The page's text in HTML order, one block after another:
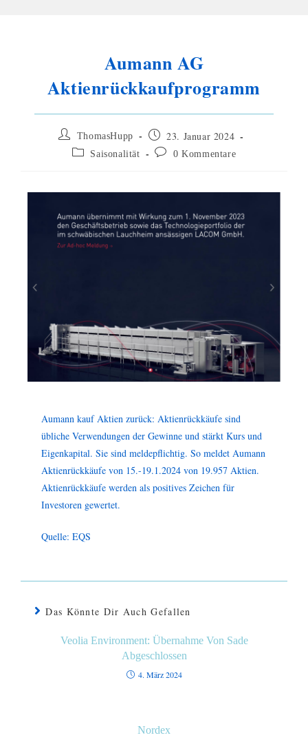
Aumann AG
Aktienrückkaufprogramm
ThomasHupp 23. Januar 2024
Saisonalität 0 Kommentare
Aumann kauf Aktien zurück: Aktienrückkäufe sind
übliche Verwendungen der Gewinne und stärkt Kurs und
Eigenkapital. Sie sind meldepflichtig. So meldet Aumann
Aktienrückkäufe von 15.-19.1.2024 von 19.957 Aktien.
Aktienrückkäufe werden als positives Zeichen für
Investoren gewertet.
Quelle: EQS
Das Könnte Dir Auch Gefallen
Veolia Environment: Übernahme Von Sade
Abgeschlossen
4. März 2024
Nordex